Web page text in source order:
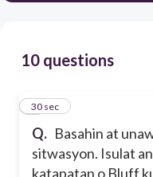
10 questions
Q. Basahin at
sitwasyon. Isulat
katapatan o Bluff
1
30 sec